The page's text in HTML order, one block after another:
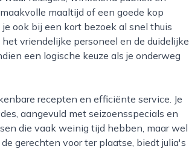
maaltijd of een goede kop
ook bij een kort bezoek al snel thuis
vriendelijke personeel en de duidelijke
een logische keuze als je onderweg
aangevuld met seizoensspecials en
die vaak weinig tijd hebben, maar wel
gerechten voor ter plaatse, biedt julia's